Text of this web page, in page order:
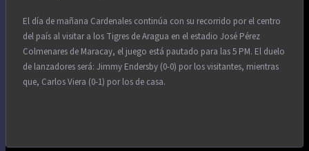
El día de mañana Cardenales continúa con su recorrido por el centro
del país al visitar a los Tigres de Aragua en el estadio José Pérez
Colmenares de Maracay, el juego está pautado para las 5 PM. El duelo
de lanzadores será: Jimmy Endersby (0-0) por los visitantes, mientras
que, Carlos Viera (0-1) por los de casa.